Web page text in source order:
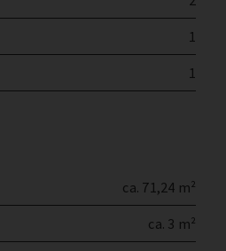
1
1
ca. 71,24 m²
ca. 3 m²